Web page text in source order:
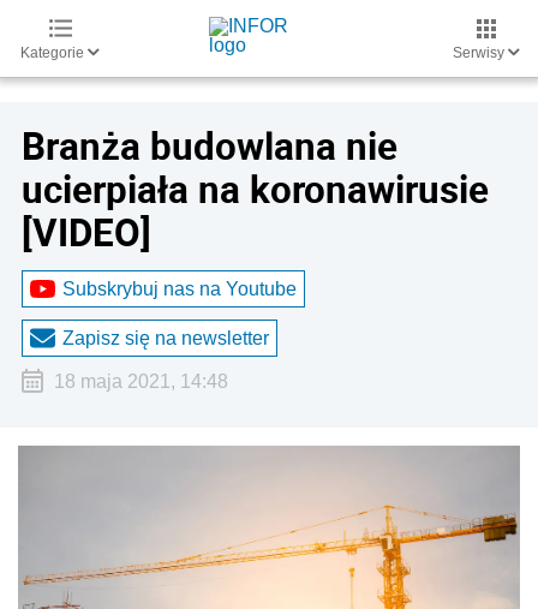
Kategorie Serwisy
Branża budowlana nie
ucierpiała na koronawirusie
[VIDEO]
Subskrybuj nas na Youtube
Zapisz się na newsletter
18 maja 2021, 14:48